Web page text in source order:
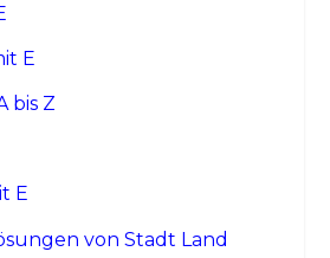
E
bis Z
E
von Stadt Land